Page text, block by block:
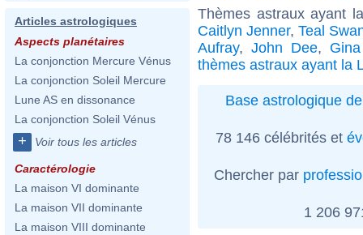
Articles astrologiques
Aspects planétaires
La conjonction Mercure Vénus
La conjonction Soleil Mercure
Lune AS en dissonance
La conjonction Soleil Vénus
+ Voir tous les articles
Caractérologie
La maison VI dominante
La maison VII dominante
La maison VIII dominante
Thèmes astraux ayant
Caitlyn Jenner, Teal
Aufray, John Dee,
thèmes astraux ayant la
Base astrologique
78 146 célébrités et
Chercher par
1 206